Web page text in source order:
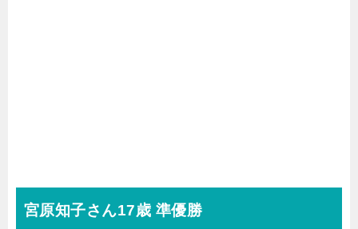
宮原知子さん17歳 準優勝